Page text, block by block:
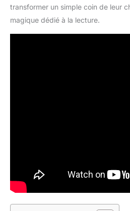
transformer un simple coin de leur
magique dédié à la lecture.